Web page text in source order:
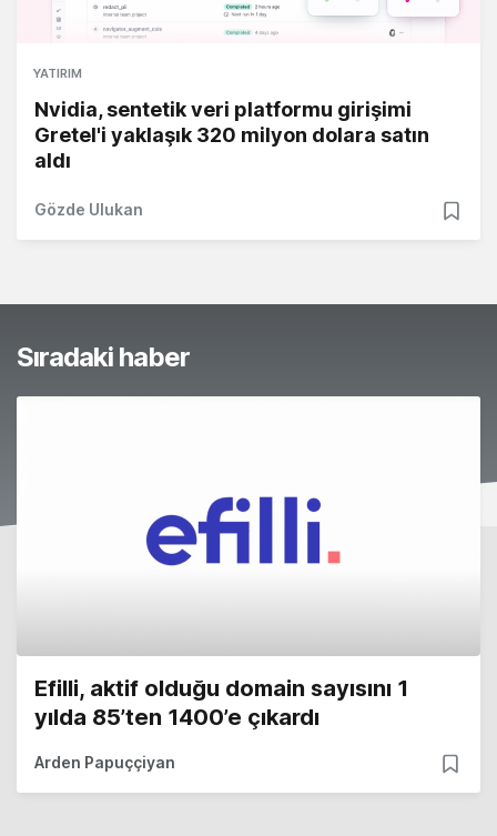
YATIRIM
Nvidia, sentetik veri platformu girişimi
Gretel'i yaklaşık 320 milyon dolara satın
aldı
Gözde Ulukan
Sıradaki haber
Efilli, aktif olduğu domain sayısını 1
yılda 85’ten 1400’e çıkardı
Arden Papuççiyan